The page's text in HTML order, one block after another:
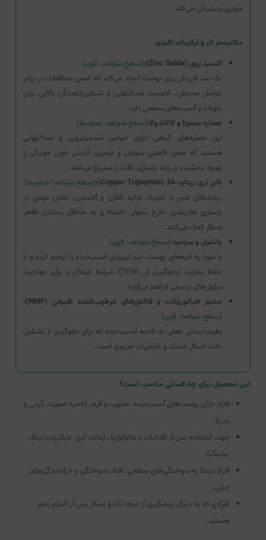
موثری پشتیبانی می‌کند.
مکانیسم اثر و ترکیبات کلیدی
اکسید روی (Zinc Oxide):
(سطح شواهد: قوی)
یک سد فیزیکی روی پوست ایجاد می‌کند که ضمن محافظت در برابر
عوامل محیطی، خاصیت ضدالتهابی و تسکین‌دهندگی بالایی برای
بثورات و آسیب‌های سطحی دارد.
عصاره میموزا و کالاندولا:(سطح شواهد: متوسط)
این عصاره‌های گیاهی دارای خواص ضدمیکروبی و ضدالتهابی
هستند که ضمن کاهش سوزش و قرمزی، گردش خون مویرگی را
بهبود بخشیده و روند بازسازی بافت را تسریع می‌کنند.
کاپر تری پپتاید-34 (Copper Tripeptide):
(سطح شواهد: متوسط)
پپتیدهای مس با تحریک تولید کلاژن و الاستین، نقش مهمی در
بازسازی ماتریکس خارج سلولی داشته و به حداقل رساندن ظاهر
اسکار کمک می‌کنند.
پانتنول و سرامید:(سطح شواهد: قوی)
با نفوذ به لایه‌های پوست، سد لیپیدی آسیب‌دیده را ترمیم کرده و با
حفظ رطوبت (جلوگیری از TEWL)، شرایط ایده‌آل را برای مهاجرت
سلول‌های ترمیمی فراهم می‌آورند.
سدیم هیالورونات و فاکتورهای مرطوب‌کننده طبیعی (NMF):
(سطح شواهد: قوی)
رطوبت‌رسانی عمقی به ناحیه آسیب‌دیده که برای جلوگیری از تشکیل
بافت اسکار خشک و خارش‌دار ضروری است.
این محصول برای چه کسانی مناسب است؟
افراد دارای پوست‌های آسیب‌دیده، ملتهب و قرمز (ناحیه صورت، گردن و
بدن).
جهت استفاده پس از اقدامات درماتولوژیک (مانند لیزر، میکرونیدلینگ،
پیلینگ).
افراد مبتلا به سوختگی‌های سطحی، آفتاب‌سوختگی و خراشیدگی‌های
جزئی.
افرادی که به دنبال پیشگیری از ایجاد لک و اسکار پس از التیام زخم
هستند.